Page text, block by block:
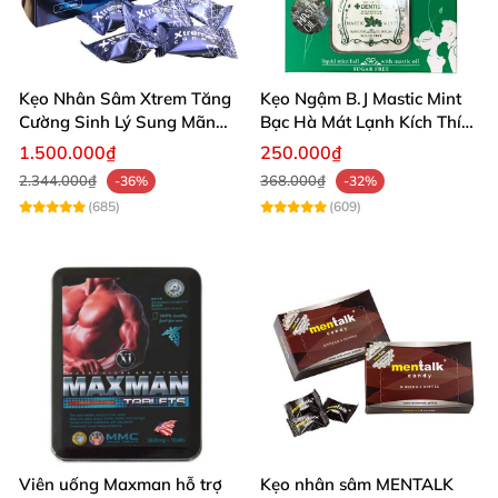
***Sản phẩm được chiết xuất 100% từ thiên
nhiên nên có tác dụng tùy theo cơ địa của
từng ngườiSản phẩm đã đạt tiêu chuẩn chất
lượng và được sử dụng rộng rãi nhiều nước
Kẹo Nhân Sâm Xtrem Tăng
Cường Sinh Lý Sung Mãn
Khi Lâm Trận
1.500.000₫
2.344.000₫
-36%
(685)
Kẹo Ngậm B.J Mastic Mint
Bạc Hà Mát Lạnh Kích Thích
Lê Hiệu Quả
250.000₫
368.000₫
-32%
(609)
Viên uống Maxman hỗ trợ
Kẹo nhân sâm MENTALK